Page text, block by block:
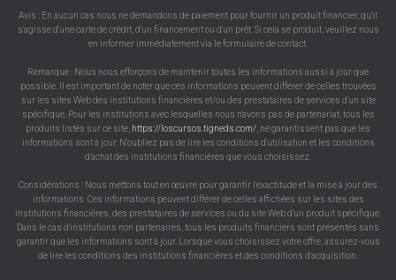
Avis : En aucun cas nous ne demandons de paiement pour fournir un produit financier, qu'il
s'agisse d'une carte de crédit, d'un financement ou d'un prêt. Si cela se produit, veuillez nous
en informer immédiatement via le formulaire de contact.
Remarque : Nous nous efforçons de maintenir toutes les informations aussi à jour que
possible. Il est important de noter que ces informations peuvent différer de celles trouvées
sur les sites Web des institutions financières et/ou des prestataires de services d'un site
spécifique. Pour les institutions avec lesquelles nous n'avons pas de partenariat, tous les
produits listés sur ce site, https://loscursos.tigneds.com/ , ne garantissent pas que les
informations sont à jour. N'oubliez pas de lire les conditions d'utilisation et les conditions
d'achat des institutions financières que vous choisissez.
Considérations : Nous mettons tout en œuvre pour garantir l'exactitude et la mise à jour des
informations. Ces informations peuvent différer de celles affichées sur les sites des
institutions financières, des prestataires de services ou du site Web d'un produit spécifique.
Dans le cas d'institutions non partenaires, tous les produits financiers sont présentés sans
garantir que les informations sont à jour. Lorsque vous choisissez votre offre, assurez-vous
de lire les conditions des institutions financières et des conditions d'acquisition.